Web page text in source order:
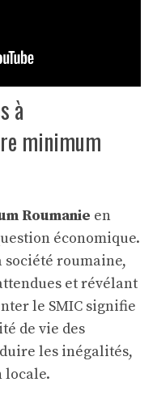
à
minimum
Roumanie en
économique.
roumaine,
et révélant
le SMIC signifie
de vie des
les inégalités,
locale.